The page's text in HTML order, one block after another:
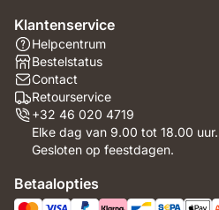
Klantenservice
Helpcentrum
Bestelstatus
Contact
Retourservice
+32 46 020 4719
Elke dag van 9.00 tot 18.00 uur.
Gesloten op feestdagen.
Betaalopties